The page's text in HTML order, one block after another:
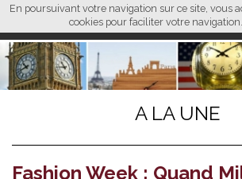
En poursuivant votre navigation sur ce site, vous
cookies pour faciliter votre navigation.
FR EN
L M
A LA UNE
Fashion Week : Quand